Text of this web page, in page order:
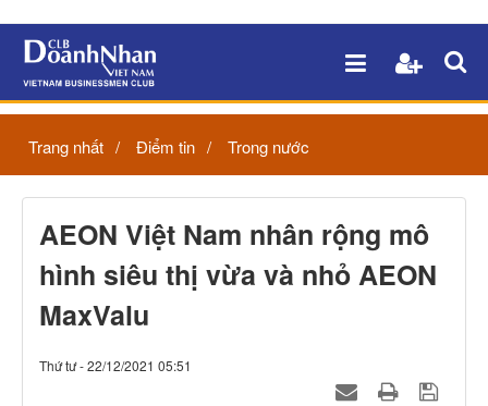
Trang nhất Điểm tin Trong nước
AEON Việt Nam nhân rộng mô
hình siêu thị vừa và nhỏ AEON
MaxValu
Thứ tư - 22/12/2021 05:51